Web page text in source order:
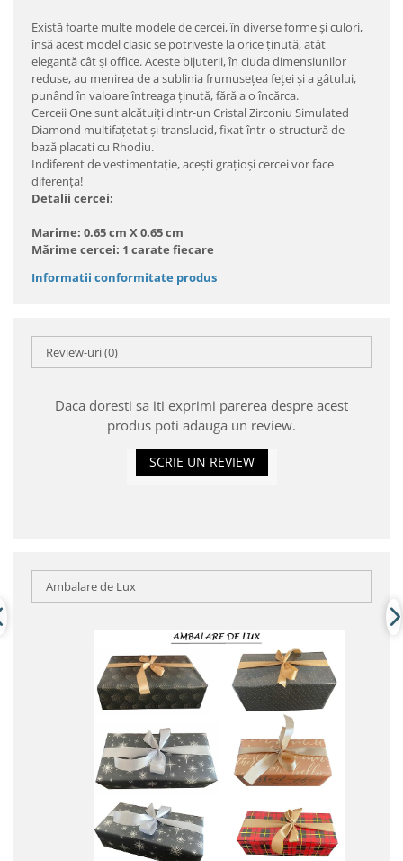
Există foarte multe modele de cercei, în diverse forme şi culori,
însă acest model clasic se potriveste la orice ţinută, atât
elegantă cât şi office. Aceste bijuterii, în ciuda dimensiunilor
reduse, au menirea de a sublinia frumuseţea feţei şi a gâtului,
punând în valoare întreaga ţinută, fără a o încărca.
Cerceii One sunt alcătuiţi dintr-un Cristal Zirconiu Simulated
Diamond multifaţetat şi translucid, fixat într-o structură de
bază placati cu Rhodiu.
Indiferent de vestimentaţie, aceşti graţioşi cercei vor face
diferenţa!
Detalii cercei:
Marime: 0.65 cm X 0.65 cm
Mărime cercei: 1 carate fiecare
Informatii conformitate produs
Review-uri(0)
Daca doresti sa iti exprimi parerea despre acest
produs poti adauga un review.
SCRIE UN REVIEW
Ambalare de Lux